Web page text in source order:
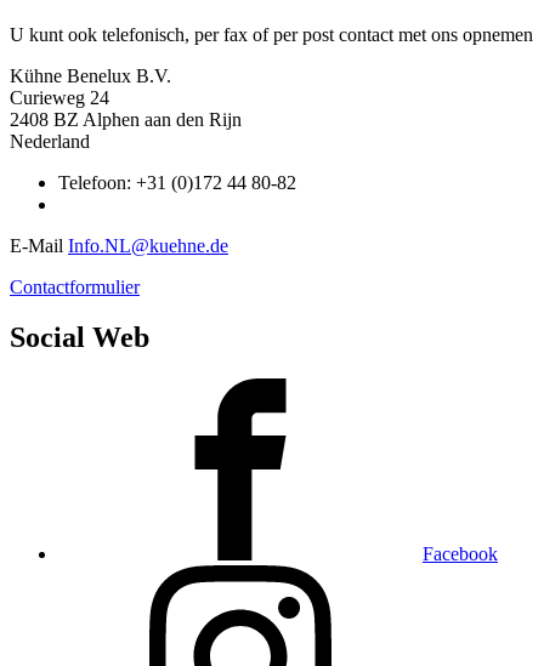
U kunt ook telefonisch, per fax of per post contact met ons opnemen
Kühne Benelux B.V.
Curieweg 24
2408 BZ Alphen aan den Rijn
Nederland
Telefoon: +31 (0)172 44 80-82
E-Mail Info.NL@kuehne.de
Contactformulier
Social Web
Facebook